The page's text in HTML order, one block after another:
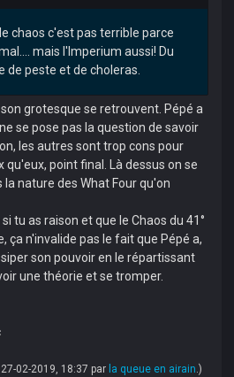
chaos c'est pas terrible parce
mais l'Imperium aussi! Du
de peste et de choleras.
grotesque se retrouvent. Pépé a
se pose pas la question de savoir
les autres sont trop cons pour
qu'eux, point final. Là dessus on se
nature des What Four qu'on
tu as raison et que le Chaos du 41°
ça n'invalide pas le fait que Pépé a,
son pouvoir en le répartissant
une théorie et se tromper.
02-2019, 18:37 par la queue en airain .)